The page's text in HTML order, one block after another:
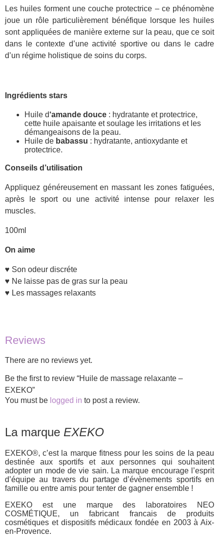
Les huiles forment une couche protectrice – ce phénomène
joue un rôle particulièrement bénéfique lorsque les huiles
sont appliquées de manière externe sur la peau, que ce soit
dans le contexte d’une activité sportive ou dans le cadre
d’un régime holistique de soins du corps.
Ingrédients stars
Huile d‘amande douce : hydratante et protectrice,
cette huile apaisante et soulage les irritations et les
démangeaisons de la peau.
Huile de babassu : hydratante, antioxydante et
protectrice.
Conseils d’utilisation
Appliquez généreusement en massant les zones fatiguées,
après le sport ou une activité intense pour relaxer les
muscles.
100ml
On aime
♥ Son odeur discréte
♥ Ne laisse pas de gras sur la peau
♥ Les massages relaxants
Reviews
There are no reviews yet.
Be the first to review “Huile de massage relaxante –
EXEKO”
You must be logged in to post a review.
La marque EXEKO
EXEKO®, c’est la marque fitness pour les soins de la peau
destinée aux sportifs et aux personnes qui souhaitent
adopter un mode de vie sain. La marque encourage l’esprit
d’équipe au travers du partage d’évènements sportifs en
famille ou entre amis pour tenter de gagner ensemble !
EXEKO est une marque des laboratoires NEO
COSMÉTIQUE, un fabricant francais de produits
cosmétiques et dispositifs médicaux fondée en 2003 à Aix-
en-Provence.